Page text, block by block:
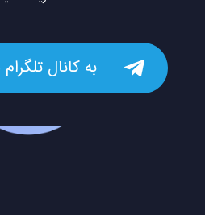
به کانال